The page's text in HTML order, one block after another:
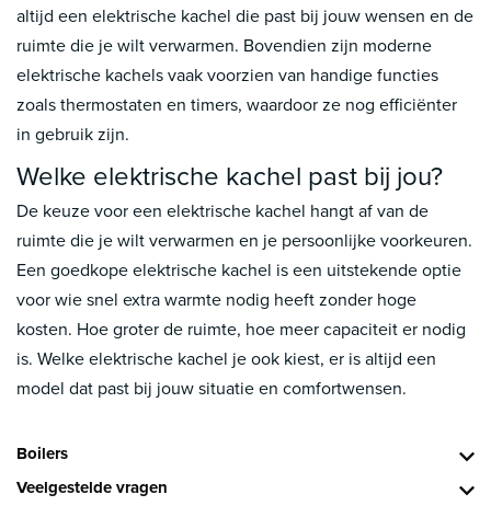
altijd een elektrische kachel die past bij jouw wensen en de
ruimte die je wilt verwarmen. Bovendien zijn moderne
elektrische kachels vaak voorzien van handige functies
zoals thermostaten en timers, waardoor ze nog efficiënter
in gebruik zijn.
Welke elektrische kachel past bij jou?
De keuze voor een elektrische kachel hangt af van de
ruimte die je wilt verwarmen en je persoonlijke voorkeuren.
Een goedkope elektrische kachel is een uitstekende optie
voor wie snel extra warmte nodig heeft zonder hoge
kosten. Hoe groter de ruimte, hoe meer capaciteit er nodig
is. Welke elektrische kachel je ook kiest, er is altijd een
model dat past bij jouw situatie en comfortwensen.
Boilers
Veelgestelde vragen